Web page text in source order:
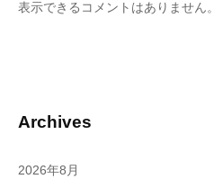
表示できるコメントはありません。
Archives
2026年8月